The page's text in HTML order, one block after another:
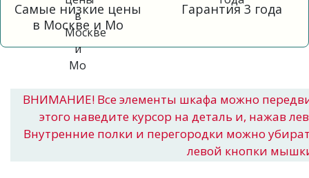
Самые низкие цены
в Москве и Мо
Гарантия 3 года
ВНИМАНИЕ! Все элементы шкафа можно
этого наведите курсор на деталь и, нажав
Внутренние полки и перегородки можно
левой кнопки